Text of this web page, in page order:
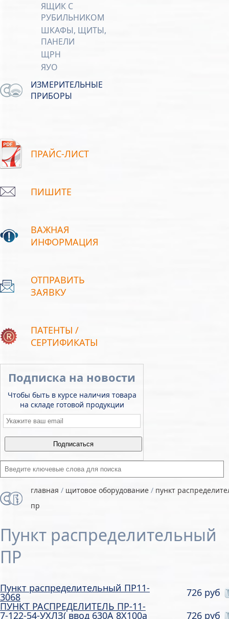
ЯЩИК С
РУБИЛЬНИКОМ
ШКАФЫ, ЩИТЫ,
ПАНЕЛИ
ЩРН
ЯУО
ИЗМЕРИТЕЛЬНЫЕ
ПРИБОРЫ
ПРАЙС-ЛИСТ
ПИШИТЕ
ВАЖНАЯ
ИНФОРМАЦИЯ
ОТПРАВИТЬ
ЗАЯВКУ
ПАТЕНТЫ /
СЕРТИФИКАТЫ
Подписка на новости
Чтобы быть в курсе наличия товара
на складе готовой продукции
Email*
Введите ключевые слова для поиска
главная / щитовое оборудование / пункт
пр
Пункт распределительный
ПР
Пункт распределительный ПР11-
3068
726 руб
ПУНКТ РАСПРЕДЕЛИТЕЛЬ ПР-11-
7-122-54-УХЛЗ( ввод 630А 8Х100а 726 руб